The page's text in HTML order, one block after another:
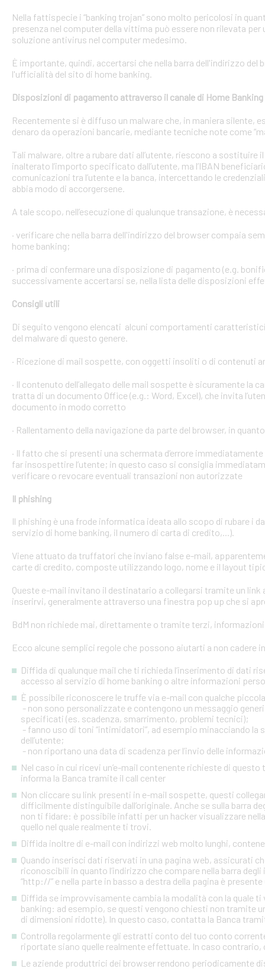
Nella fattispecie i “banking trojan” sono molto pericolosi in
presenza nel computer della vittima può essere non rilevata
soluzione antivirus nel computer medesimo.
È importante, quindi, accertarsi che nella barra dell'indirizzo
l'ufficialità del sito di home banking.
Disposizioni di pagamento attraverso il canale di Home Banking
Recentemente si è diffuso un malware che, in maniera silente,
denaro da operazioni bancarie, mediante tecniche note come
Tali malware, oltre a rubare dati all’utente, riescono a
inalterato l’importo specificato dall’utente, ma l’IBAN
comunicazioni tra l’utente e la banca, intercettando le
abbia modo di accorgersene.
A tale scopo, nell’esecuzione di qualunque transazione, è
· verificare che nella barra dell'indirizzo del browser compaia
home banking;
· prima di confermare una disposizione di pagamento (e.g.
successivamente accertarsi se, nella lista delle disposizioni
Consigli utili
Di seguito vengono elencati alcuni comportamenti
del malware di questo genere.
· Ricezione di mail sospette, con oggetti insoliti o di contenuti
· Il contenuto dell’allegato delle mail sospette è sicuramente
tratta di un documento Office (e.g.: Word, Excel), che invita
documento in modo corretto
· Rallentamento della navigazione da parte del browser, in
· Il fatto che si presenti una schermata d’errore
far insospettire l’utente; in questo caso si consiglia
verificare o revocare eventuali transazioni non autorizzate
Il phishing
Il phishing è una frode informatica ideata allo scopo di rubare i
servizio di home banking, il numero di carta di credito,...).
Viene attuato da truffatori che inviano false e-mail,
carte di credito, composte utilizzando logo, nome e il layout
Queste e-mail invitano il destinatario a collegarsi tramite un
inserirvi, generalmente attraverso una finestra pop up che si
BdM non richiede mai, direttamente o tramite terzi,
Ecco alcune semplici regole che possono aiutarti a non cadere
Diffida di qualunque mail che ti richieda l’inserimento di dati
accesso al servizio di home banking o altre informazioni
È possibile riconoscere le truffe via e-mail con qualche
- non sono personalizzate e contengono un messaggio
specificati (es. scadenza, smarrimento, problemi tecnici);
- fanno uso di toni “intimidatori”, ad esempio minacciando
dell’utente;
- non riportano una data di scadenza per l’invio delle
Nel caso in cui ricevi un’e-mail contenente richieste di
informa la Banca tramite il call center
Non cliccare su link presenti in e-mail sospette, questi
difficilmente distinguibile dall’originale. Anche se sulla barra
non ti fidare: è possibile infatti per un hacker visualizzare
quello nel quale realmente ti trovi.
Diffida inoltre di e-mail con indirizzi web molto lunghi,
Quando inserisci dati riservati in una pagina web, assicurati
riconoscibili in quanto l’indirizzo che compare nella barra
“http://” e nella parte in basso a destra della pagina è
Diffida se improvvisamente cambia la modalità con la quale
banking: ad esempio, se questi vengono chiesti non tramite
di dimensioni ridotte). In questo caso, contatta la Banca
Controlla regolarmente gli estratti conto del tuo conto
riportate siano quelle realmente effettuate. In caso
Le aziende produttrici dei browser rendono periodicamente